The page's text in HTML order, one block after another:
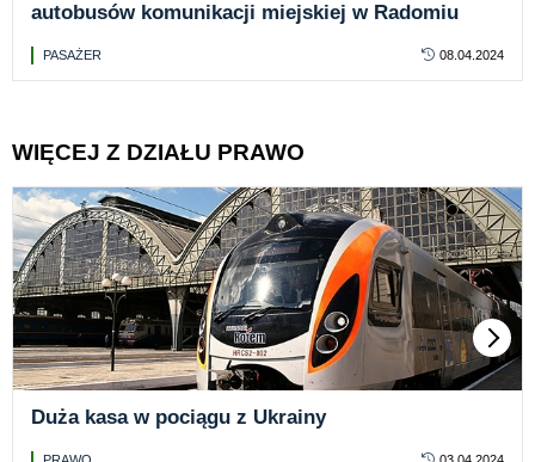
autobusów komunikacji miejskiej w Radomiu
PASAŻER 08.04.2024
WIĘCEJ Z DZIAŁU PRAWO
Duża kasa w pociągu z Ukrainy